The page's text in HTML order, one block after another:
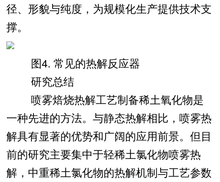
径、形貌与纯度，为规模化生产提供技术支
撑。
图4. 常见的热解反应器
研究总结
喷雾焙烧热解工艺制备稀土氧化物是
一种先进的方法。与静态热解相比，喷雾热
解具有显著的优势和广阔的应用前景。但目
前的研究主要集中于轻稀土氯化物喷雾热
解，中重稀土氯化物的热解机制与工艺参数